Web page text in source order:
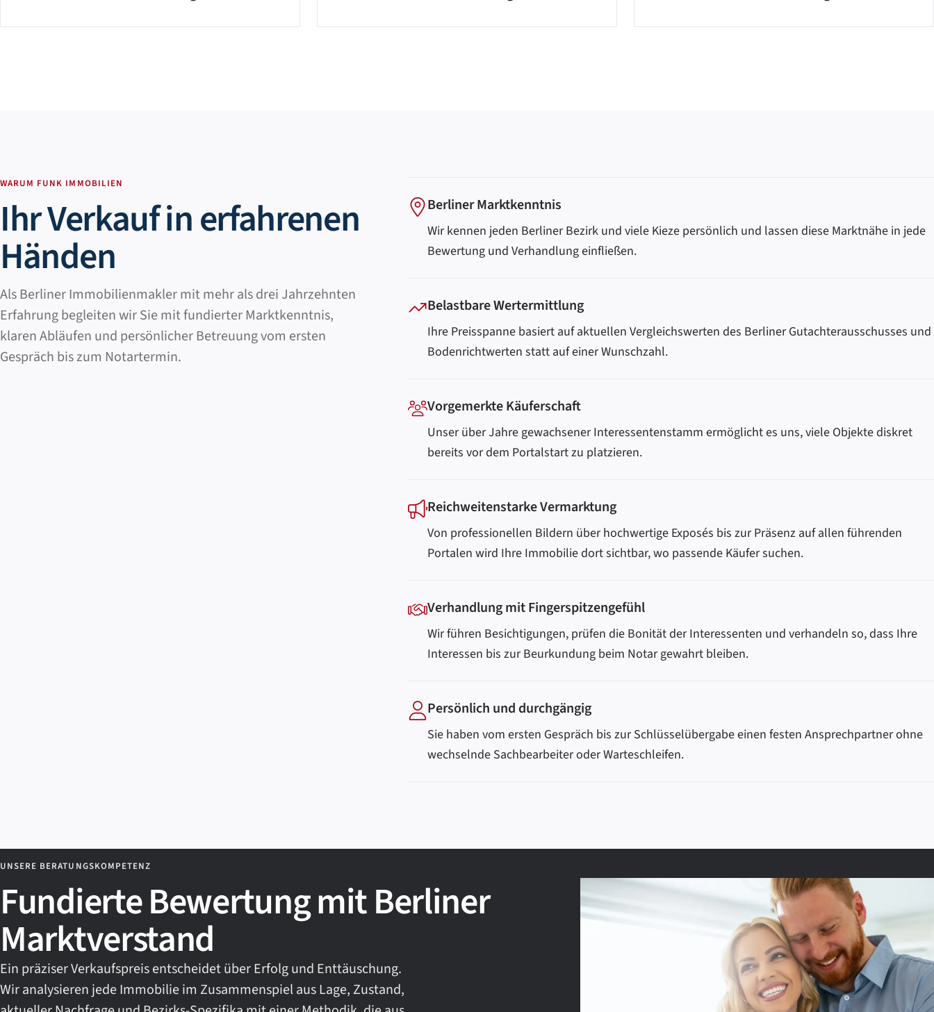
WARUM FUNK IMMOBILIEN
Ihr Verkauf in erfahrenen
Händen
Als Berliner Immobilienmakler mit mehr als drei Jahrzehnten
Erfahrung begleiten wir Sie mit fundierter Marktkenntnis,
klaren Abläufen und persönlicher Betreuung vom ersten
Gespräch bis zum Notartermin.
Berliner Marktkenntnis
Wir kennen jeden Berliner Bezirk und viele Kieze persönlich und lassen diese Marktnähe in jede
Bewertung und Verhandlung einfließen.
Belastbare Wertermittlung
Ihre Preisspanne basiert auf aktuellen Vergleichswerten des Berliner Gutachterausschusses und
Bodenrichtwerten statt auf einer Wunschzahl.
Vorgemerkte Käuferschaft
Unser über Jahre gewachsener Interessentenstamm ermöglicht es uns, viele Objekte diskret
bereits vor dem Portalstart zu platzieren.
Reichweitenstarke Vermarktung
Von professionellen Bildern über hochwertige Exposés bis zur Präsenz auf allen führenden
Portalen wird Ihre Immobilie dort sichtbar, wo passende Käufer suchen.
Verhandlung mit Fingerspitzengefühl
Wir führen Besichtigungen, prüfen die Bonität der Interessenten und verhandeln so, dass Ihre
Interessen bis zur Beurkundung beim Notar gewahrt bleiben.
Persönlich und durchgängig
Sie haben vom ersten Gespräch bis zur Schlüsselübergabe einen festen Ansprechpartner ohne
wechselnde Sachbearbeiter oder Warteschleifen.
UNSERE BERATUNGSKOMPETENZ
Fundierte Bewertung mit Berliner
Marktverstand
Ein präziser Verkaufspreis entscheidet über Erfolg und Enttäuschung.
Wir analysieren jede Immobilie im Zusammenspiel aus Lage, Zustand,